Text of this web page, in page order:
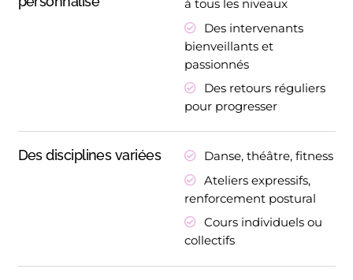
à tous les niveaux
Des intervenants
bienveillants et
passionnés
Des retours réguliers
pour progresser
Des disciplines variées
Danse, théâtre, fitness
Ateliers expressifs,
renforcement postural
Cours individuels ou
collectifs